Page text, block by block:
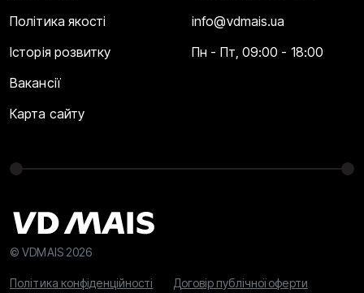
Політика якості
Історія розвитку
Вакансії
Карта сайту
info@vdmais.ua
Пн - Пт, 09:00 - 18:00
© VDMAIS 2026
Політика конфіденційності Договір публічної оферти